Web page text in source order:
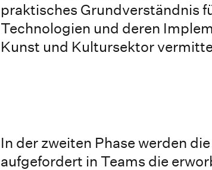
praktisches Grundverständnis
Technologien und deren
Kunst und Kultursektor
In der zweiten Phase werden
aufgefordert in Teams die